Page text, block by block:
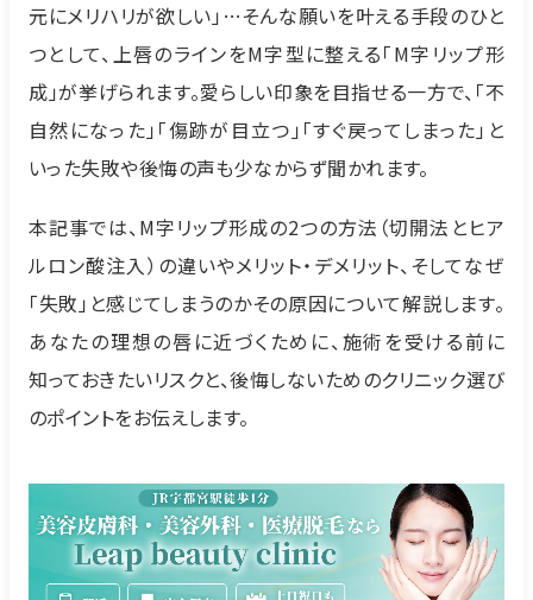
元にメリハリが欲しい」…そんな願いを叶える手段のひと
つとして、上唇のラインをM字型に整える「M字リップ形
成」が挙げられます。愛らしい印象を目指せる一方で、「不
自然になった」「傷跡が目立つ」「すぐ戻ってしまった」と
いった失敗や後悔の声も少なからず聞かれます。
本記事では、M字リップ形成の2つの方法（切開法とヒア
ルロン酸注入）の違いやメリット・デメリット、そしてなぜ
「失敗」と感じてしまうのかその原因について解説します。
あなたの理想の唇に近づくために、施術を受ける前に
知っておきたいリスクと、後悔しないためのクリニック選び
のポイントをお伝えします。